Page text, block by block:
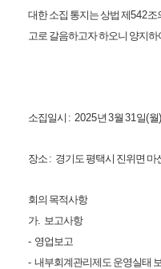
대한 소집 통지는 상법 제542조
고로 갈음하고자 하오니 양지
소집일시 : 2025년 3월 31일(월)
장소 : 경기도 평택시 진위면 마
회의 목적사항
가. 보고사항
- 영업보고
- 내부회계관리제도 운영실태